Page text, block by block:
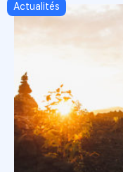
Actualités